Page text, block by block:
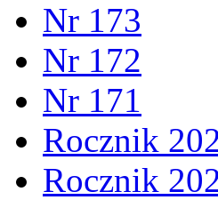
Nr 173
Nr 172
Nr 171
Rocznik
Rocznik